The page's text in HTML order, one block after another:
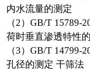
内水流量的测定
（2）GB/T 15789-
荷时垂直渗透特性
（3）GB/T 14799-
孔径的测定 干筛法